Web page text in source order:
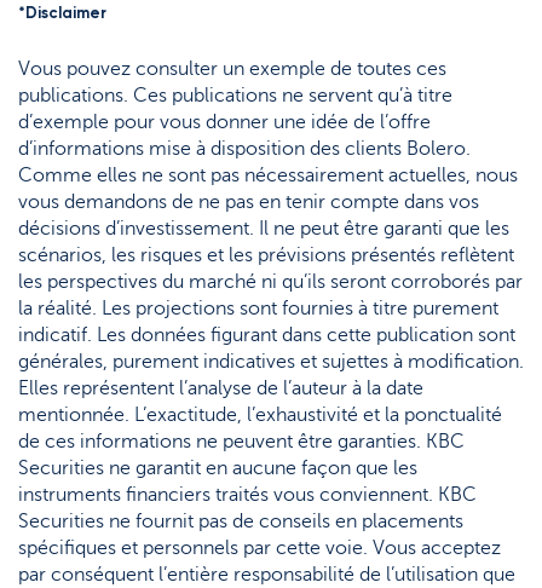
*Disclaimer
Vous pouvez consulter un exemple de toutes ces
publications. Ces publications ne servent qu’à titre
d’exemple pour vous donner une idée de l’offre
d’informations mise à disposition des clients Bolero.
Comme elles ne sont pas nécessairement actuelles, nous
vous demandons de ne pas en tenir compte dans vos
décisions d’investissement. Il ne peut être garanti que les
scénarios, les risques et les prévisions présentés reflètent
les perspectives du marché ni qu’ils seront corroborés par
la réalité. Les projections sont fournies à titre purement
indicatif. Les données figurant dans cette publication sont
générales, purement indicatives et sujettes à modification.
Elles représentent l’analyse de l’auteur à la date
mentionnée. L’exactitude, l’exhaustivité et la ponctualité
de ces informations ne peuvent être garanties. KBC
Securities ne garantit en aucune façon que les
instruments financiers traités vous conviennent. KBC
Securities ne fournit pas de conseils en placements
spécifiques et personnels par cette voie. Vous acceptez
par conséquent l’entière responsabilité de l’utilisation que